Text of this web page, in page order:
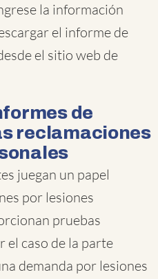
la información
el informe de
el sitio web de
de
reclamaciones
juegan un papel
por lesiones
pruebas
el caso de la parte
demanda por lesiones